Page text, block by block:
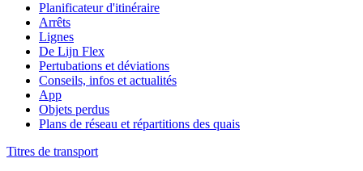
Planificateur d'itinéraire
Arrêts
Lignes
De Lijn Flex
Pertubations et déviations
Conseils, infos et actualités
App
Objets perdus
Plans de réseau et répartitions des quais
Titres de transport